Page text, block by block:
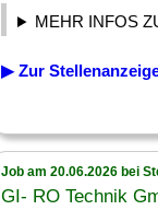
MEHR INFOS
▶ Zur
Job am 20.06.2026 bei
GI- RO Technik